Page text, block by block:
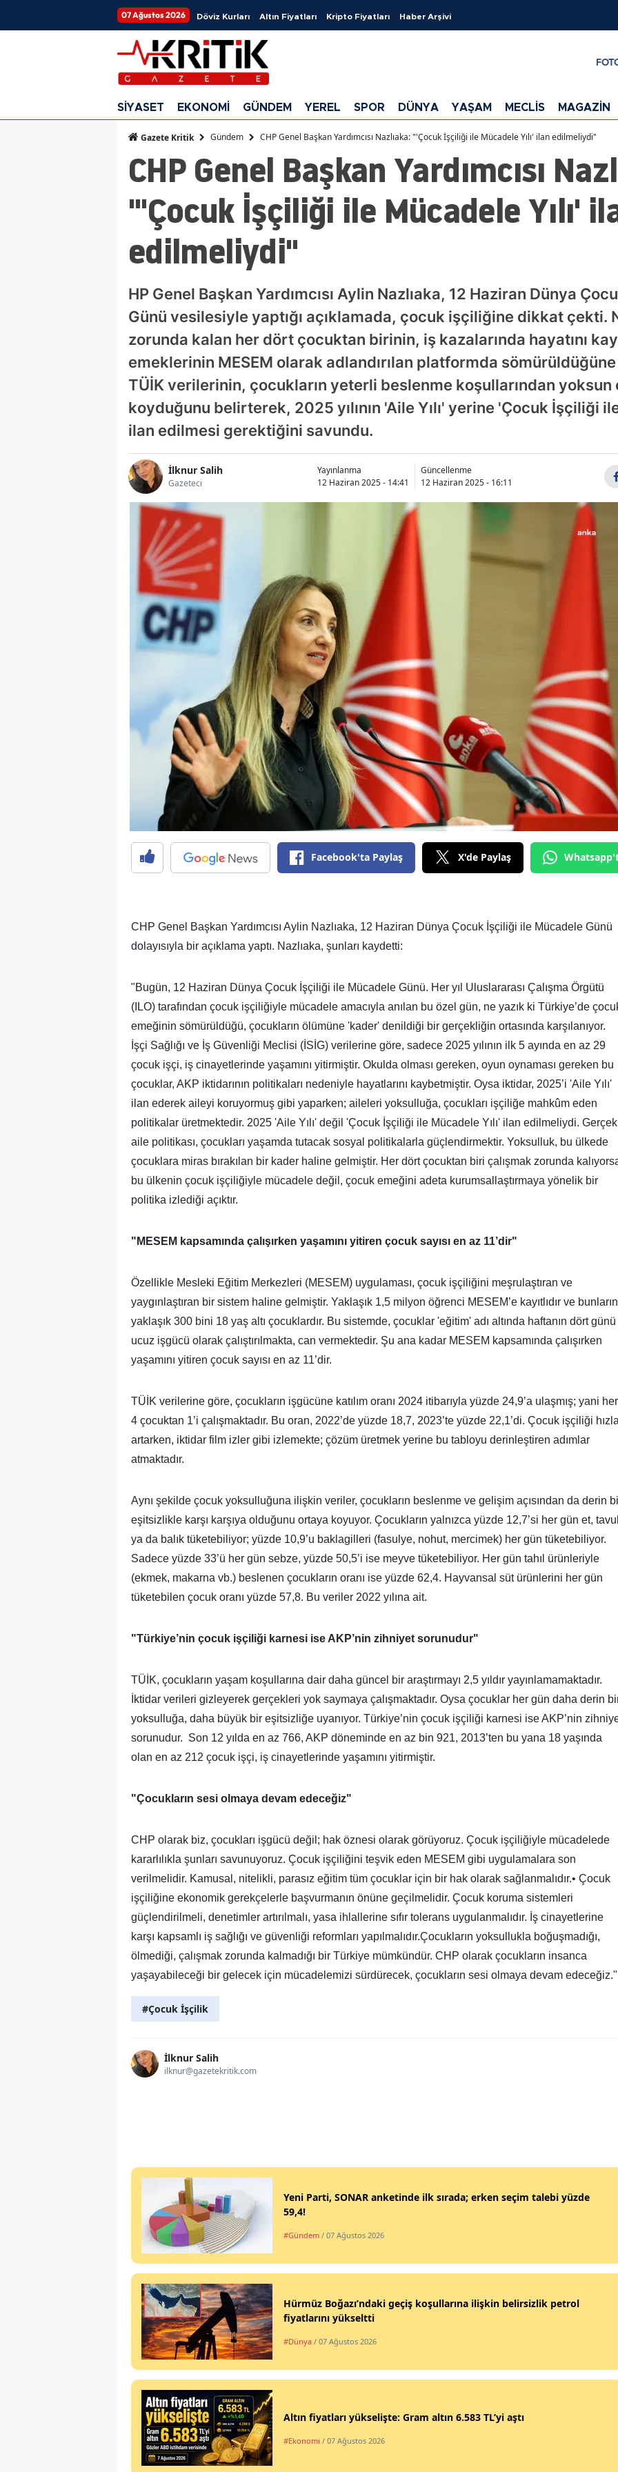
07 Ağustos 2026 Döviz Kurları Altın Fiyatları Kripto Fiyatları Haber Arşivi
SİYASET EKONOMİ GÜNDEM YEREL SPOR DÜNYA YAŞAM MECLİS MAGAZİN
Gazete Kritik Gündem CHP Genel Başkan Yardımcısı Nazlıaka: "'Çocuk İşçiliği ile Mücadele Yılı' ilan edilmeliydi"
CHP Genel Başkan Yardımcısı
"'Çocuk İşçiliği ile Mücadele Yılı'
edilmeliydi"
HP Genel Başkan Yardımcısı Aylin Nazlıaka, 12 Haziran Dünya
Günü vesilesiyle yaptığı açıklamada, çocuk işçiliğine dikkat çekti.
zorunda kalan her dört çocuktan birinin, iş kazalarında hayatını
emeklerinin MESEM olarak adlandırılan platformda
TÜİK verilerinin, çocukların yeterli beslenme koşullarından
koyduğunu belirterek, 2025 yılının 'Aile Yılı' yerine 'Çocuk İşçiliği
ilan edilmesi gerektiğini savundu.
İlknur Salih
Gazeteci
Yayınlanma
12 Haziran 2025 - 14:41
Güncellenme
12 Haziran 2025 - 16:11
Facebook'ta Paylaş X'de Paylaş
CHP Genel Başkan Yardımcısı Aylin Nazlıaka, 12 Haziran Dünya Çocuk İşçiliği ile Mücadele Günü
dolayısıyla bir açıklama yaptı. Nazlıaka, şunları kaydetti:
"Bugün, 12 Haziran Dünya Çocuk İşçiliği ile Mücadele Günü. Her yıl Uluslararası Çalışma Örgütü
(ILO) tarafından çocuk işçiliğiyle mücadele amacıyla anılan bu özel gün, ne yazık ki Türkiye’de
emeğinin sömürüldüğü, çocukların ölümüne 'kader' denildiği bir gerçekliğin ortasında karşılanıyor.
İşçi Sağlığı ve İş Güvenliği Meclisi (İSİG) verilerine göre, sadece 2025 yılının ilk 5 ayında en az 29
çocuk işçi, iş cinayetlerinde yaşamını yitirmiştir. Okulda olması gereken, oyun oynaması gereken bu
çocuklar, AKP iktidarının politikaları nedeniyle hayatlarını kaybetmiştir. Oysa iktidar, 2025’i 'Aile Yılı'
ilan ederek aileyi koruyormuş gibi yaparken; aileleri yoksulluğa, çocukları işçiliğe mahkûm eden
politikalar üretmektedir. 2025 'Aile Yılı' değil 'Çocuk İşçiliği ile Mücadele Yılı' ilan edilmeliydi. Gerçek
aile politikası, çocukları yaşamda tutacak sosyal politikalarla güçlendirmektir. Yoksulluk, bu ülkede
çocuklara miras bırakılan bir kader haline gelmiştir. Her dört çocuktan biri çalışmak zorunda
bu ülkenin çocuk işçiliğiyle mücadele değil, çocuk emeğini adeta kurumsallaştırmaya yönelik bir
politika izlediği açıktır.
"MESEM kapsamında çalışırken yaşamını yitiren çocuk sayısı en az 11’dir"
Özellikle Mesleki Eğitim Merkezleri (MESEM) uygulaması, çocuk işçiliğini meşrulaştıran ve
yaygınlaştıran bir sistem haline gelmiştir. Yaklaşık 1,5 milyon öğrenci MESEM’e kayıtlıdır ve bunların
yaklaşık 300 bini 18 yaş altı çocuklardır. Bu sistemde, çocuklar 'eğitim' adı altında haftanın dört günü
ucuz işgücü olarak çalıştırılmakta, can vermektedir. Şu ana kadar MESEM kapsamında çalışırken
yaşamını yitiren çocuk sayısı en az 11’dir.
TÜİK verilerine göre, çocukların işgücüne katılım oranı 2024 itibarıyla yüzde 24,9’a ulaşmış; yani her
4 çocuktan 1’i çalışmaktadır. Bu oran, 2022’de yüzde 18,7, 2023’te yüzde 22,1’di. Çocuk işçiliği
artarken, iktidar film izler gibi izlemekte; çözüm üretmek yerine bu tabloyu derinleştiren adımlar
atmaktadır.
Aynı şekilde çocuk yoksulluğuna ilişkin veriler, çocukların beslenme ve gelişim açısından da derin
eşitsizlikle karşı karşıya olduğunu ortaya koyuyor. Çocukların yalnızca yüzde 12,7’si her gün et,
ya da balık tüketebiliyor; yüzde 10,9’u baklagilleri (fasulye, nohut, mercimek) her gün tüketebiliyor.
Sadece yüzde 33’ü her gün sebze, yüzde 50,5’i ise meyve tüketebiliyor. Her gün tahıl ürünleriyle
(ekmek, makarna vb.) beslenen çocukların oranı ise yüzde 62,4. Hayvansal süt ürünlerini her gün
tüketebilen çocuk oranı yüzde 57,8. Bu veriler 2022 yılına ait.
"Türkiye’nin çocuk işçiliği karnesi ise AKP’nin zihniyet sorunudur"
TÜİK, çocukların yaşam koşullarına dair daha güncel bir araştırmayı 2,5 yıldır yayınlamamaktadır.
İktidar verileri gizleyerek gerçekleri yok saymaya çalışmaktadır. Oysa çocuklar her gün daha derin
yoksulluğa, daha büyük bir eşitsizliğe uyanıyor. Türkiye’nin çocuk işçiliği karnesi ise AKP’nin
sorunudur. Son 12 yılda en az 766, AKP döneminde en az bin 921, 2013’ten bu yana 18 yaşında
olan en az 212 çocuk işçi, iş cinayetlerinde yaşamını yitirmiştir.
"Çocukların sesi olmaya devam edeceğiz"
CHP olarak biz, çocukları işgücü değil; hak öznesi olarak görüyoruz. Çocuk işçiliğiyle mücadelede
kararlılıkla şunları savunuyoruz. Çocuk işçiliğini teşvik eden MESEM gibi uygulamalara son
verilmelidir. Kamusal, nitelikli, parasız eğitim tüm çocuklar için bir hak olarak sağlanmalıdır.• Çocuk
işçiliğine ekonomik gerekçelerle başvurmanın önüne geçilmelidir. Çocuk koruma sistemleri
güçlendirilmeli, denetimler artırılmalı, yasa ihlallerine sıfır tolerans uygulanmalıdır. İş cinayetlerine
karşı kapsamlı iş sağlığı ve güvenliği reformları yapılmalıdır.Çocukların yoksullukla boğuşmadığı,
ölmediği, çalışmak zorunda kalmadığı bir Türkiye mümkündür. CHP olarak çocukların insanca
yaşayabileceği bir gelecek için mücadelemizi sürdürecek, çocukların sesi olmaya devam edeceğiz."
#Çocuk İşçilik
İlknur Salih
ilknur@gazetekritik.com
Yeni Parti, SONAR anketinde ilk sırada; erken seçim talebi yüzde
59,4!
#Gündem / 07 Ağustos 2026
Hürmüz Boğazı’ndaki geçiş koşullarına ilişkin belirsizlik petrol
fiyatlarını yükseltti
#Dünya / 07 Ağustos 2026
Altın fiyatları yükselişte: Gram altın 6.583 TL’yi aştı
#Ekonomi / 07 Ağustos 2026